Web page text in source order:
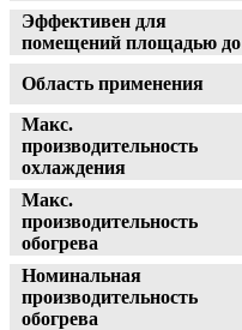
Эффективен для
помещений площадью до
Область применения
Макс.
производительность
охлаждения
Макс.
производительность
обогрева
Номинальная
производительность
обогрева